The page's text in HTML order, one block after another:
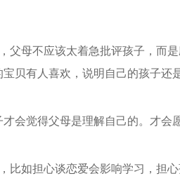
父母不应该太着急批评孩子，而
贝有人喜欢，说明自己的孩子还
会觉得父母是理解自己的。才会
比如担心谈恋爱会影响学习，担